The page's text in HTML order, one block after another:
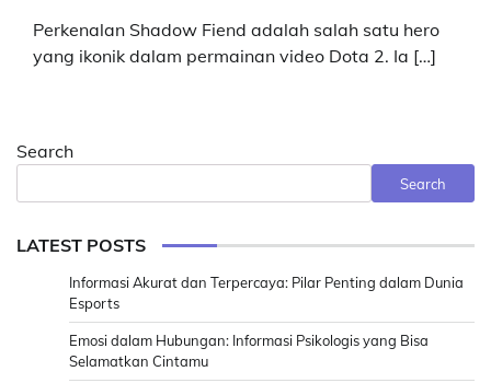
Perkenalan Shadow Fiend adalah salah satu hero
yang ikonik dalam permainan video Dota 2. Ia […]
Search
Search
LATEST POSTS
Informasi Akurat dan Terpercaya: Pilar Penting dalam Dunia
Esports
Emosi dalam Hubungan: Informasi Psikologis yang Bisa
Selamatkan Cintamu